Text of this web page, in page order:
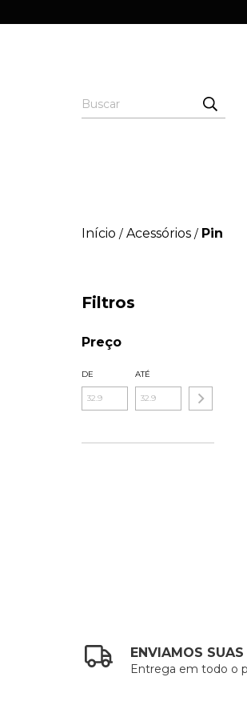
Início / Acessórios / Pin
Filtros
Preço
DE ATÉ
ENVIAMOS
Entrega em todo o